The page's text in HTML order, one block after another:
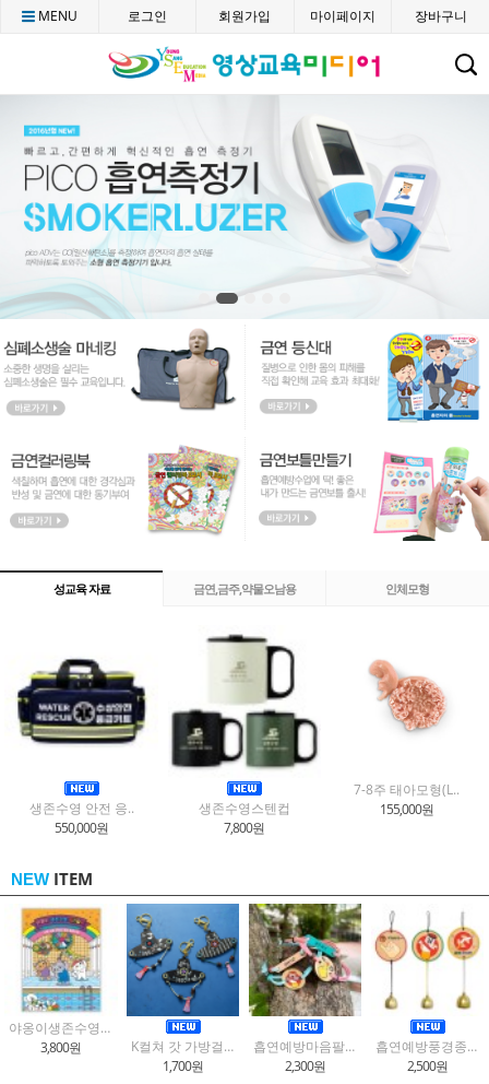
CMENU 로그인 회원가입 마이페이지 장바구니
성교육 자료 금연,금주,약물오남용 인체모형
생존수영 안전 응..
550,000원
생존수영스텐컵
7,800원
7-8주 태아모형(L..
155,000원
NEW ITEM
야옹이생존수영컬러링북
3,800원
K컬쳐 갓 가방걸이 키링 만들기
1,700원
흡연예방마음팔찌만들기(3종택1)
2,300원
흡연예방풍경종만들기(12종택1)
2,500원